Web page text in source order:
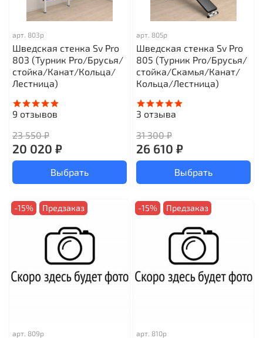
арт. 803р
Шведская стенка Sv Pro
803 (Турник Pro/Брусья/
стойка/Канат/Кольца/
Лестница)
9 отзывов
23 550 ₽
20 020 ₽
Выбрать
арт. 805р
Шведская стенка Sv Pro
805 (Турник Pro/Брусья/
стойка/Скамья/Канат/
Кольца/Лестница)
3 отзыва
31 300 ₽
26 610 ₽
Выбрать
-15% Предзаказ
арт. 809р
-15% Предзаказ
арт. 810р